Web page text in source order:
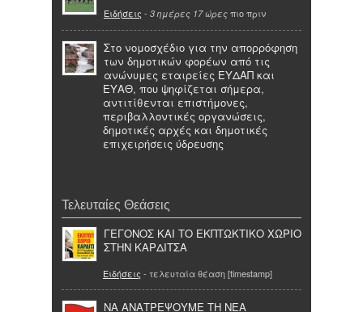
Ειδήσεις - 3 ημέρες 17 ώρες πιο πριν
Στο νομοσχέδιο για την απορρόφηση
των δημοτικών φορέων από τις
ανώνυμες εταιρείες ΕΥΔΑΠ και
ΕΥΑΘ, που ψηφίζεται σήμερα,
αντιτίθενται επιστήμονες,
περιβαλλοντικές οργανώσεις,
δημοτικές αρχές και δημοτικές
επιχειρήσεις ύδρευσης
Τελευταίες Θεάσεις
ΓΕΓΟΝΟΣ ΚΑΙ ΤΟ ΕΚΠΤΩΚΤΙΚΟ ΧΩΡΙΟ
ΣΤΗΝ ΚΑΡΔΙΤΣΑ
Ειδήσεις - τελευταία θέαση [timestamp]
ΝΑ ΑΝΑΤΡΕΨΟΥΜΕ ΤΗ ΝΕΑ